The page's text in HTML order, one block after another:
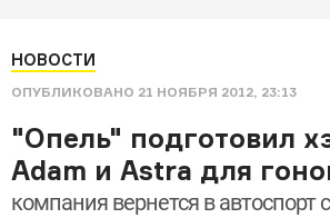
НОВОСТИ
ОПУБЛИКОВАНО 21 НОЯБРЯ 2012, 23:13
"Опель" подготовил
Adam и Astra для
компания вернется в автоспорт